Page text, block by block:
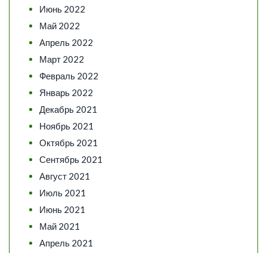
Июнь 2022
Май 2022
Апрель 2022
Март 2022
Февраль 2022
Январь 2022
Декабрь 2021
Ноябрь 2021
Октябрь 2021
Сентябрь 2021
Август 2021
Июль 2021
Июнь 2021
Май 2021
Апрель 2021